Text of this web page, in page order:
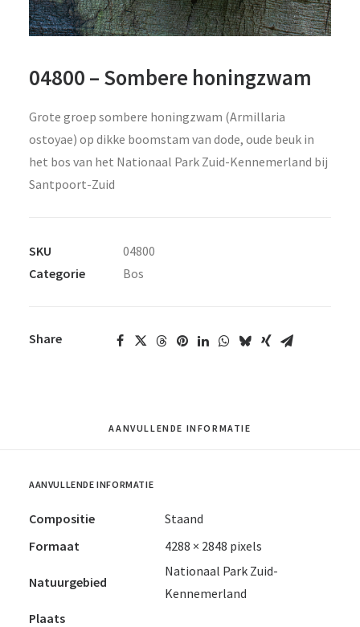
04800 – Sombere honingzwam
Grote groep sombere honingzwam (Armillaria
ostoyae) op dikke boomstam van dode, oude beuk in
het bos van het Nationaal Park Zuid-Kennemerland bij
Santpoort-Zuid
SKU
04800
Categorie
Bos
Share
AANVULLENDE INFORMATIE
AANVULLENDE INFORMATIE
Compositie
Staand
Formaat
4288 × 2848 pixels
Natuurgebied
Nationaal Park Zuid-
Kennemerland
Plaats